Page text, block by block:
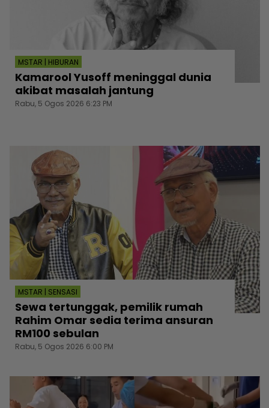
MSTAR | HIBURAN
Kamarool Yusoff meninggal dunia
akibat masalah jantung
Rabu, 5 Ogos 2026 6:23 PM
MSTAR | SENSASI
Sewa tertunggak, pemilik rumah
Rahim Omar sedia terima ansuran
RM100 sebulan
Rabu, 5 Ogos 2026 6:00 PM